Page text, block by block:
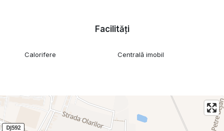
Facilități
Calorifere Centrală imobil